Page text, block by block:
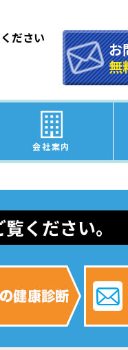
ださい
お
無
会社案内
ください。